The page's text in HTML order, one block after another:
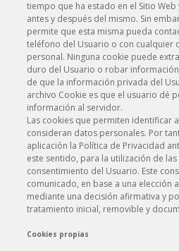
tiempo que ha estado en el Sitio
antes y después del mismo. Sin
permite que esta misma pueda
teléfono del Usuario o con cualquier
personal. Ninguna cookie puede
duro del Usuario o robar
de que la información privada del
archivo Cookie es que el usuario dé
información al servidor.
Las cookies que permiten identificar
consideran datos personales. Por
aplicación la Política de Privacidad
este sentido, para la utilización de
consentimiento del Usuario. Este
comunicado, en base a una elección
mediante una decisión afirmativa y
tratamiento inicial, removible y
Cookies propias